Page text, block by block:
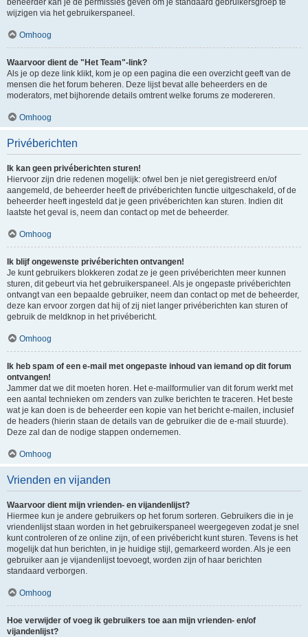
beheerder kan je de permissies geven om je standaard gebruikersgroep te
wijzigen via het gebruikerspaneel.
Omhoog
Waarvoor dient de "Het Team"-link?
Als je op deze link klikt, kom je op een pagina die een overzicht geeft van de
mensen die het forum beheren. Deze lijst bevat alle beheerders en de
moderators, met bijhorende details omtrent welke forums ze modereren.
Omhoog
Privéberichten
Ik kan geen privéberichten sturen!
Hiervoor zijn drie redenen mogelijk: ofwel ben je niet geregistreerd en/of
aangemeld, de beheerder heeft de privéberichten functie uitgeschakeld, of de
beheerder heeft ingesteld dat je geen privéberichten kan sturen. Indien dit
laatste het geval is, neem dan contact op met de beheerder.
Omhoog
Ik blijf ongewenste privéberichten ontvangen!
Je kunt gebruikers blokkeren zodat ze je geen privéberichten meer kunnen
sturen, dit gebeurt via het gebruikerspaneel. Als je ongepaste privéberichten
ontvangt van een bepaalde gebruiker, neem dan contact op met de beheerder,
deze kan ervoor zorgen dat hij of zij niet langer privéberichten kan sturen of
gebruik de meldknop in het privébericht.
Omhoog
Ik heb spam of een e-mail met ongepaste inhoud van iemand op dit forum
ontvangen!
Jammer dat we dit moeten horen. Het e-mailformulier van dit forum werkt met
een aantal technieken om zenders van zulke berichten te traceren. Het beste
wat je kan doen is de beheerder een kopie van het bericht e-mailen, inclusief
de headers (hierin staan de details van de gebruiker die de e-mail stuurde).
Deze zal dan de nodige stappen ondernemen.
Omhoog
Vrienden en vijanden
Waarvoor dient mijn vrienden- en vijandenlijst?
Hiermee kun je andere gebruikers op het forum sorteren. Gebruikers die in je
vriendenlijst staan worden in het gebruikerspaneel weergegeven zodat je snel
kunt controleren of ze online zijn, of een privébericht kunt sturen. Tevens is het
mogelijk dat hun berichten, in je huidige stijl, gemarkeerd worden. Als je een
gebruiker aan je vijandenlijst toevoegt, worden zijn of haar berichten
standaard verborgen.
Omhoog
Hoe verwijder of voeg ik gebruikers toe aan mijn vrienden- en/of
vijandenlijst?